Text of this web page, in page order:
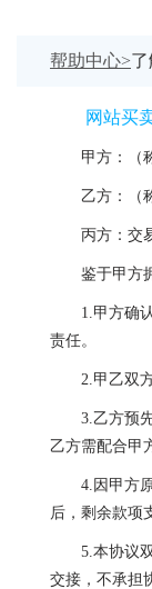
帮助中心>
网站买
甲方：（
乙方：（
丙方：交
鉴于甲方
1.甲方确
责任。
2.甲乙双
3.乙方预
乙方需配合甲
4.因甲方
后，剩余款项
5.本协议
交接，不承担